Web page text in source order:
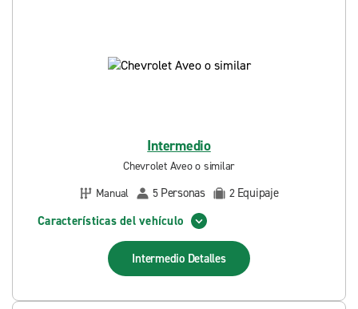
Intermedio
Chevrolet Aveo o similar
Manual
5 Personas 2 Equipaje
Características del vehículo
Intermedio Detalles